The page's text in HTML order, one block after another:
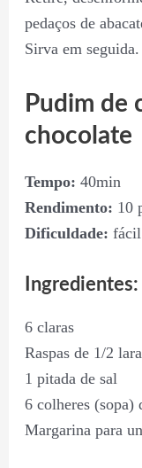
pedaços de
Sirva em seguida.
Pudim de
chocolate
Tempo: 40min
Rendimento: 10
Dificuldade: fácil
Ingredientes:
6 claras
Raspas de 1/2
1 pitada de sal
6 colheres (sopa)
Margarina para